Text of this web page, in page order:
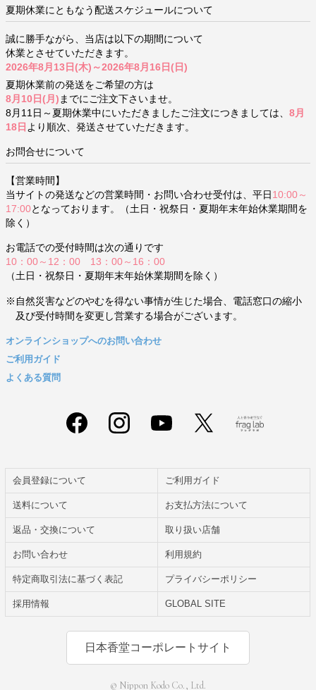
夏期休業にともなう配送スケジュールについて
誠に勝手ながら、当店は以下の期間について
休業とさせていただきます。
2026年8月13日(木)～2026年8月16日(日)
夏期休業前の発送をご希望の方は
8月10日(月) までにご注文下さいませ。
8月11日～夏期休業中にいただきましたご注文につきましては、 8月
18日 より順次、発送させていただきます。
お問合せについて
【営業時間】
当サイトの発送などの営業時間・お問い合わせ受付は、平日 10:00～
17:00となっております。（土日・祝祭日・夏期年末年始休業期間を
除く）
お電話での受付時間は次の通りです
10：00～12：00 13：00～16：00
（土日・祝祭日・夏期年末年始休業期間を除く）
※自然災害などのやむを得ない事情が生じた場合、電話窓口の縮小
及び受付時間を変更し営業する場合がございます。
オンラインショップへのお問い合わせ
ご利用ガイド
よくある質問
会員登録について ご利用ガイド
送料について お支払方法について
返品・交換について 取り扱い店舗
お問い合わせ 利用規約
特定商取引法に基づく表記 プライバシーポリシー
採用情報 GLOBAL SITE
日本香堂コーポレートサイト
© Nippon Kodo Co., Ltd.